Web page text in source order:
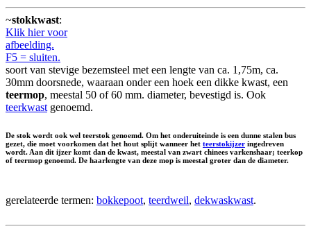
~stokkwast:
Klik hier voor
afbeelding.
F5 = sluiten.
soort van stevige bezemsteel met een lengte van ca. 1,75m, ca.
30mm doorsnede, waaraan onder een hoek een dikke kwast, een
teermop, meestal 50 of 60 mm. diameter, bevestigd is. Ook
teerkwast genoemd.
De stok wordt ook wel teerstok genoemd. Om het onderuiteinde is een dunne stalen bus
gezet, die moet voorkomen dat het hout splijt wanneer het teerstokijzer ingedreven
wordt. Aan dit ijzer komt dan de kwast, meestal van zwart chinees varkenshaar; teerkop
of teermop genoemd. De haarlengte van deze mop is meestal groter dan de diameter.
gerelateerde termen: bokkepoot, teerdweil, dekwaskwast.